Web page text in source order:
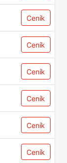
Ceník
Ceník
Ceník
Ceník
Ceník
Ceník